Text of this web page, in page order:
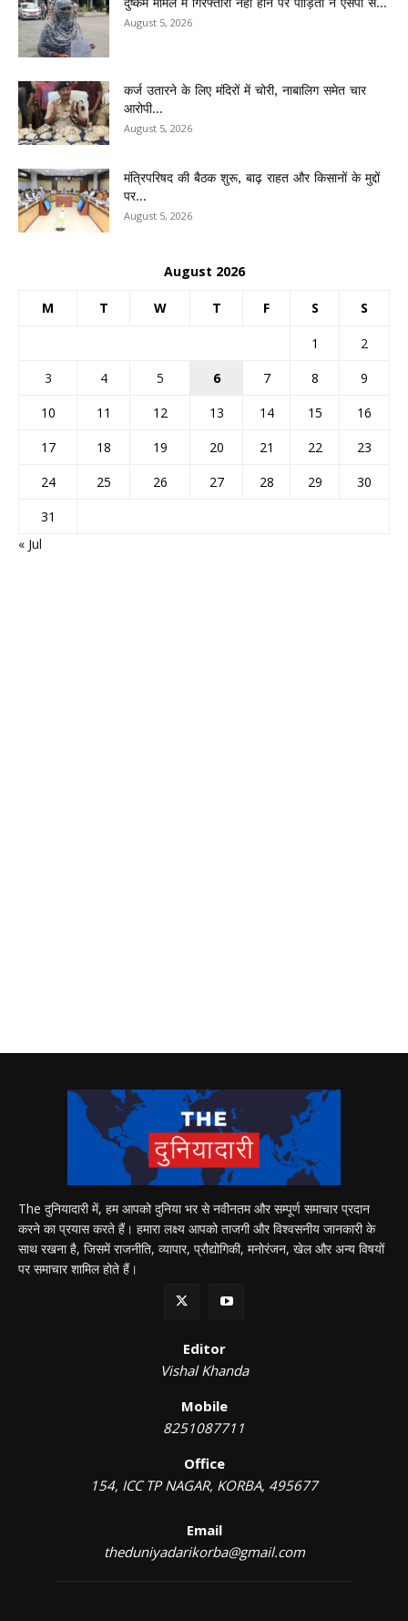
August 5, 2026
कर्ज उतारने के लिए मंदिरों में चोरी, नाबालिग समेत चार
आरोपी...
August 5, 2026
मंत्रिपरिषद की बैठक शुरू, बाढ़ राहत और किसानों के मुद्दों
पर...
August 5, 2026
August 2026
M T W T F S S
1
2
3
4 5 6 7 8
9
10
11 12 13 14 15
16
17
18 19 20 21 22
23
24
25 26 27 28 29
30
31
« Jul
The दुनियादारी में, हम आपको दुनिया भर से नवीनतम और सम्पूर्ण समाचार प्रदान
करने का प्रयास करते हैं। हमारा लक्ष्य आपको ताजगी और विश्वसनीय जानकारी के
साथ रखना है, जिसमें राजनीति, व्यापार, प्रौद्योगिकी, मनोरंजन, खेल और अन्य विषयों
पर समाचार शामिल होते हैं।
Editor
Vishal Khanda
Mobile
8251087711
Office
154, ICC TP NAGAR, KORBA, 495677
Email
theduniyadarikorba@gmail.com